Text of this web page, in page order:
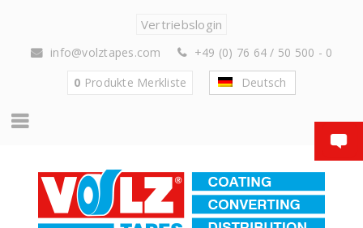
Vertriebslogin
info@volztapes.com
+49 (0) 76 64 / 50 500 - 0
0 Produkte Merkliste Deutsch